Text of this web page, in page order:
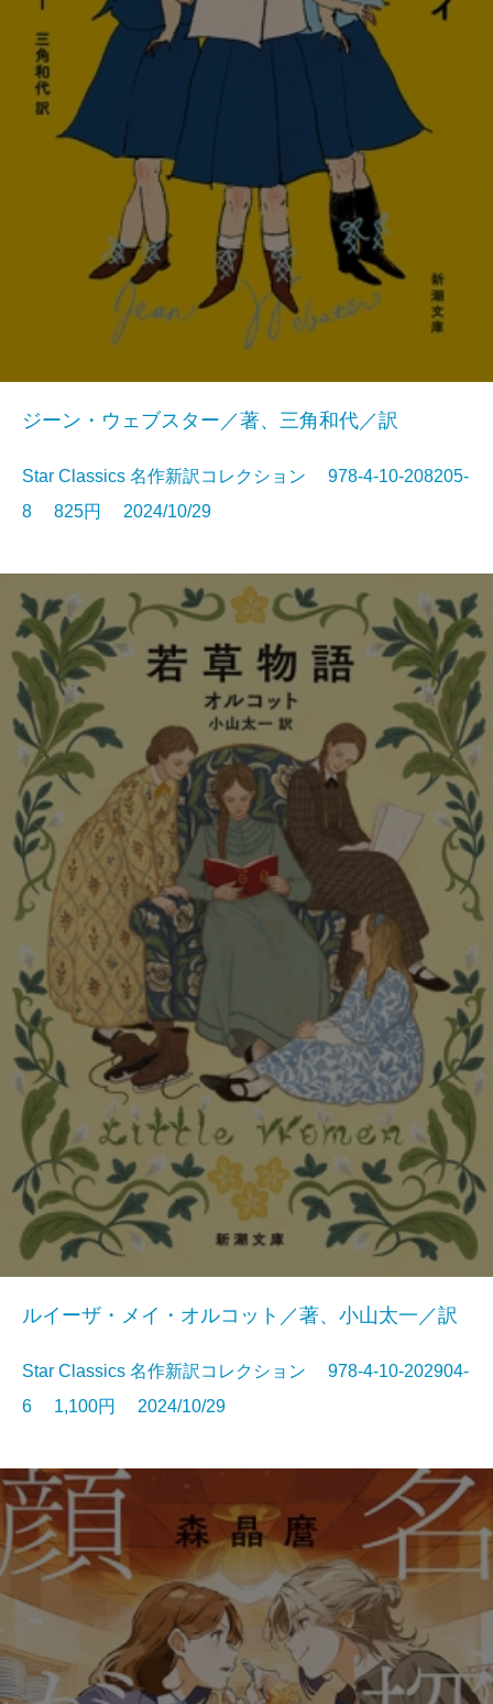
ジーン・ウェブスター／著、三角和代／訳
Star Classics 名作新訳コレクション 978-4-10-208205-
8 825円 2024/10/29
ルイーザ・メイ・オルコット／著、小山太一／訳
Star Classics 名作新訳コレクション 978-4-10-202904-
6 1,100円 2024/10/29